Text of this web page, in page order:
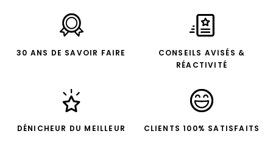
30 ANS DE SAVOIR FAIRE
CONSEILS AVISÉS &
RÉACTIVITÉ
DÉNICHEUR DU MEILLEUR CLIENTS 100% SATISFAITS